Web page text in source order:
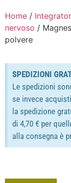
Home /
nervoso /
polvere
SPEDIZIONI
Le spedizioni
se invece
la spedizione
di 4,70 € per
alla consegna è